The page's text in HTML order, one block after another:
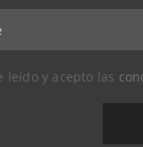
y acepto las